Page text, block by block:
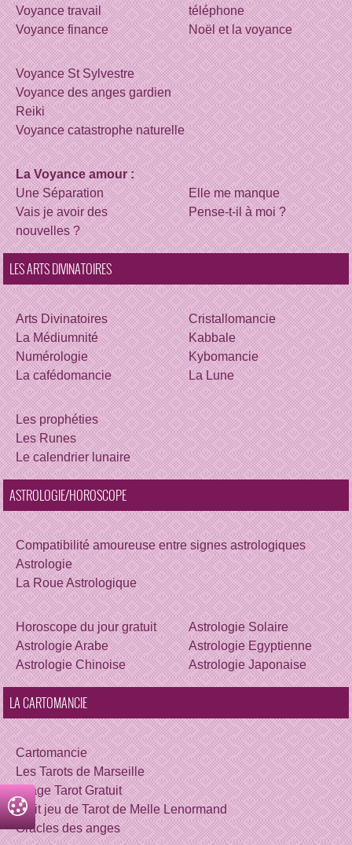
Voyance travail
Voyance finance
téléphone
Noël et la voyance
Voyance St Sylvestre
Voyance des anges gardien
Reiki
Voyance catastrophe naturelle
La Voyance amour :
Une Séparation
Vais je avoir des
nouvelles ?
Elle me manque
Pense-t-il à moi ?
LES ARTS DIVINATOIRES
Arts Divinatoires
La Médiumnité
Numérologie
La cafédomancie
Cristallomancie
Kabbale
Kybomancie
La Lune
Les prophéties
Les Runes
Le calendrier lunaire
ASTROLOGIE/HOROSCOPE
Compatibilité amoureuse entre signes astrologiques
Astrologie
La Roue Astrologique
Horoscope du jour gratuit
Astrologie Arabe
Astrologie Chinoise
Astrologie Solaire
Astrologie Egyptienne
Astrologie Japonaise
LA CARTOMANCIE
Cartomancie
Les Tarots de Marseille
Tirage Tarot Gratuit
Petit jeu de Tarot de Melle Lenormand
Oracles des anges